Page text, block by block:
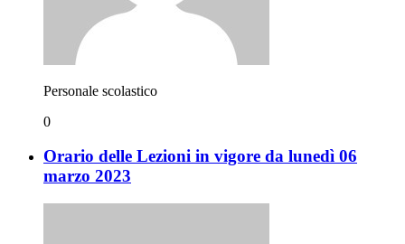
Personale scolastico
0
Orario delle Lezioni in vigore da lunedì 06
marzo 2023